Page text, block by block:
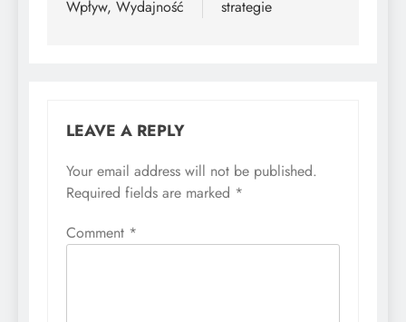
Wpływ, Wydajność
strategie
LEAVE A REPLY
Your email address will not be published.
Required fields are marked *
Comment *